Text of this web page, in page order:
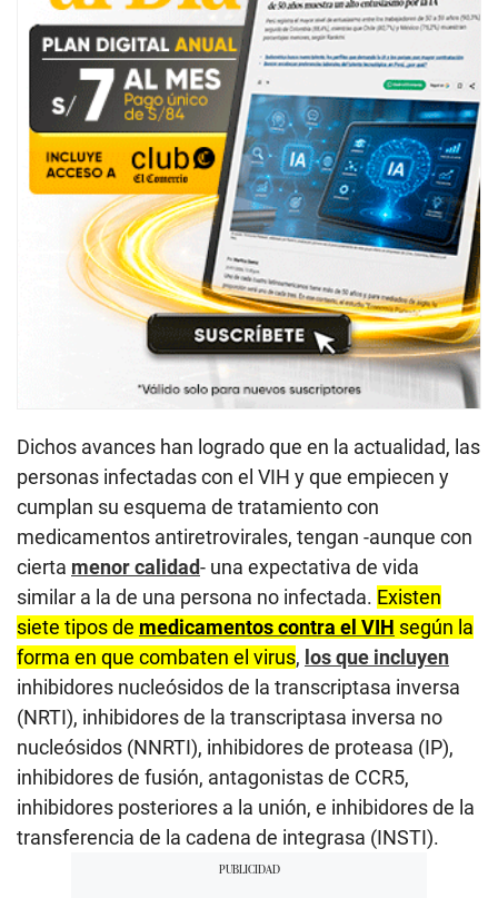
Dichos avances han logrado que en la actualidad, las
personas infectadas con el VIH y que empiecen y
cumplan su esquema de tratamiento con
medicamentos antiretrovirales, tengan -aunque con
cierta menor calidad- una expectativa de vida
similar a la de una persona no infectada. Existen
siete tipos de medicamentos contra el VIH según la
forma en que combaten el virus, los que incluyen
inhibidores nucleósidos de la transcriptasa inversa
(NRTI), inhibidores de la transcriptasa inversa no
nucleósidos (NNRTI), inhibidores de proteasa (IP),
inhibidores de fusión, antagonistas de CCR5,
inhibidores posteriores a la unión, e inhibidores de la
transferencia de la cadena de integrasa (INSTI).